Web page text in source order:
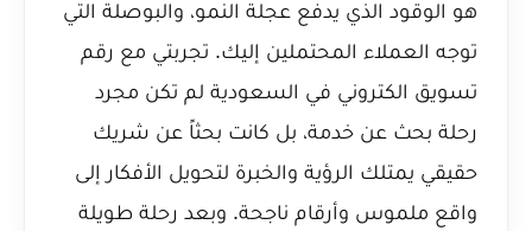
هو الوقود الذي يدفع عجلة النمو، والبوصلة التي
توجه العملاء المحتملين إليك. تجربتي مع رقم
تسويق الكتروني في السعودية لم تكن مجرد
رحلة بحث عن خدمة، بل كانت بحثاً عن شريك
حقيقي يمتلك الرؤية والخبرة لتحويل الأفكار إلى
واقع ملموس وأرقام ناجحة. وبعد رحلة طويلة